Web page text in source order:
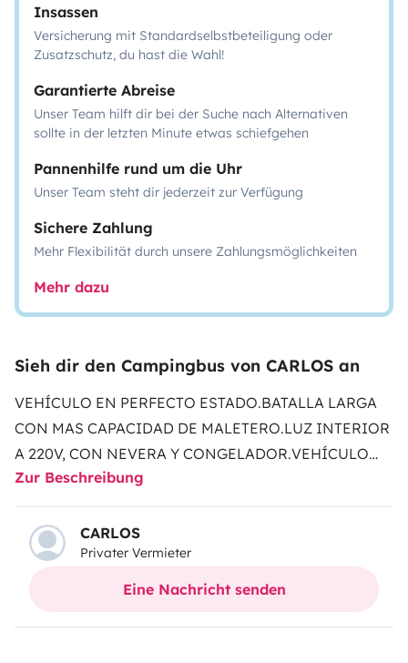
Insassen
Versicherung mit Standardselbstbeteiligung oder
Zusatzschutz, du hast die Wahl!
Garantierte Abreise
Unser Team hilft dir bei der Suche nach Alternativen
sollte in der letzten Minute etwas schiefgehen
Pannenhilfe rund um die Uhr
Unser Team steht dir jederzeit zur Verfügung
Sichere Zahlung
Mehr Flexibilität durch unsere Zahlungsmöglichkeiten
Mehr dazu
Sieh dir den Campingbus von CARLOS an
VEHÍCULO EN PERFECTO ESTADO.BATALLA LARGA
CON MAS CAPACIDAD DE MALETERO.LUZ INTERIOR
A 220V, CON NEVERA Y CONGELADOR.VEHÍCULO
4X4
Zur Beschreibung
CARLOS
Privater Vermieter
Eine Nachricht senden